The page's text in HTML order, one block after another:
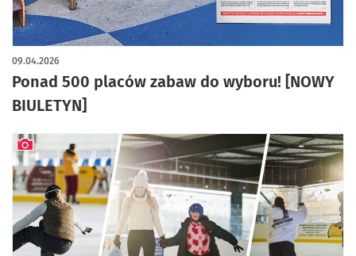
Ponad 500 placów zabaw do wyboru! [NOWY
BIULETYN]
09.04.2026